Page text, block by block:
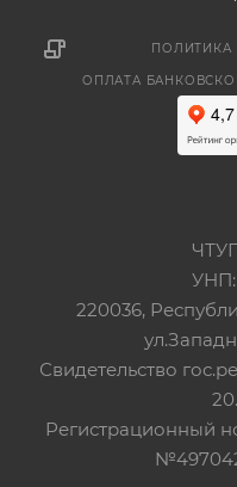
ПОЛИТИКА
ОПЛАТА
УНП:
220036,
Свидетельство
Регистрационный
№497042